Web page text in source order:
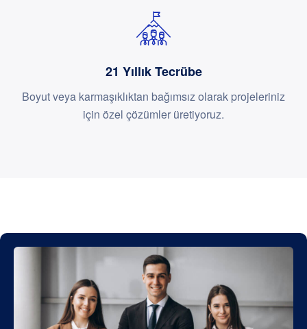
21 Yıllık Tecrübe
Boyut veya karmaşıklıktan bağımsız olarak projeleriniz
için özel çözümler üretiyoruz.